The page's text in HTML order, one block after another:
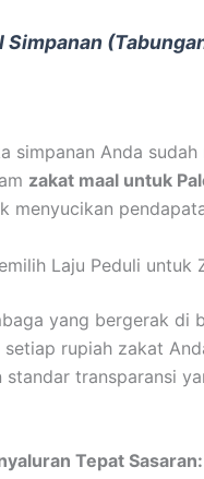
Simpanan
simpanan Anda
zakat maal untuk
menyucikan
Laju Peduli untuk
yang bergerak di
setiap rupiah zakat
standar transparansi
Tepat Sasaran: